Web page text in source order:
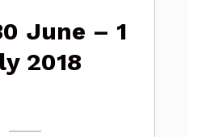
June – 1
2018